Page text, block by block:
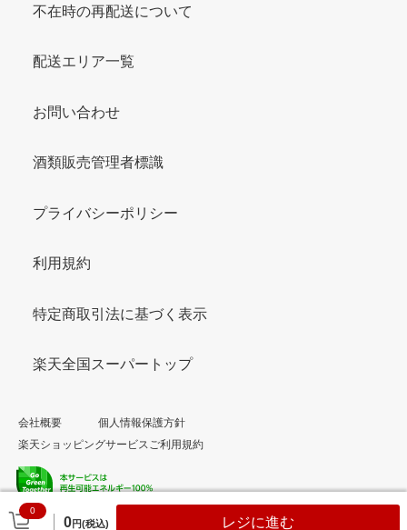
0
0円(税込) レジに進む
不在時の再配送について
配送エリア一覧
お問い合わせ
酒類販売管理者標識
プライバシーポリシー
利用規約
特定商取引法に基づく表示
楽天全国スーパートップ
会社概要
個人情報保護方針
楽天ショッピングサービスご利用規約
© Rakuten Group, Inc.